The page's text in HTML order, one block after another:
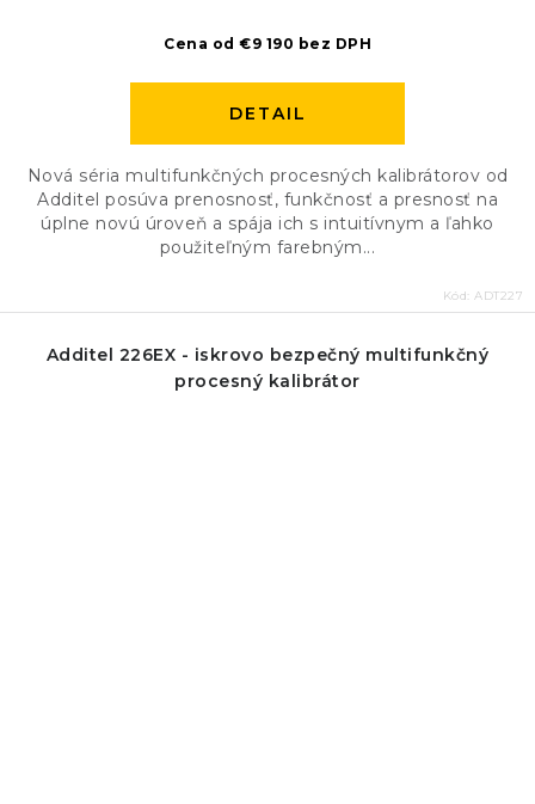
Cena od €9 190 bez DPH
DETAIL
Nová séria multifunkčných procesných kalibrátorov od
Additel posúva prenosnosť, funkčnosť a presnosť na
úplne novú úroveň a spája ich s intuitívnym a ľahko
použiteľným farebným...
Kód: ADT227
Additel 226EX - iskrovo bezpečný multifunkčný
procesný kalibrátor